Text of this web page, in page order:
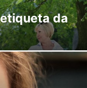
da